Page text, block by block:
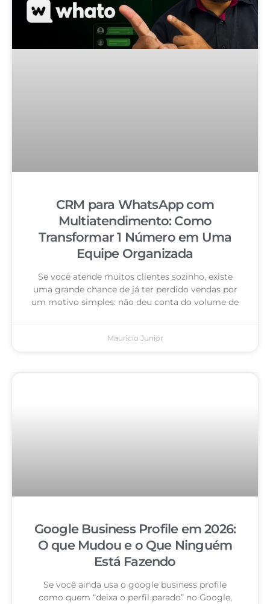
CRM para WhatsApp com
Multiatendimento: Como
Transformar 1 Número em Uma
Equipe Organizada
Se você atende muitos clientes sozinho, existe
uma grande chance de já ter perdido vendas por
um motivo simples: não deu conta do volume de
Mauricio Junior
Google Business Profile em 2026:
O que Mudou e o Que Ninguém
Está Fazendo
Se você ainda usa o google business profile
como quem “deixa o perfil parado” no Google,